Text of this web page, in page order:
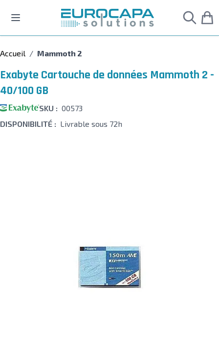
Accueil / Mammoth 2
Exabyte Cartouche de données Mammoth 2 -
40/100 GB
SKU : 00573
DISPONIBILITÉ : Livrable sous 72h